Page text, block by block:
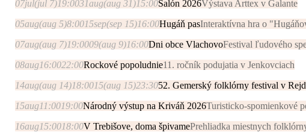
07jul(jul 7)19:0031aug(aug 31)15:00Salón 2026Výstava Arttex v Galante
05aug(aug 5)8:0015sep(sep 15)16:00Hugáň pasInteraktívna hra o
07aug(aug 7)19:0009(aug 9)16:00Dni obce VlachovoFestival ľudového
08aug16:0022:00Rockové popoludnie11. ročník podujatia v Jenkovciach
14aug(aug 14)18:0015(aug 15)23:3052. Gemerský folklórny festival v
15aug11:0019:00Národný výstup na Kriváň 2026Turisticko-spomienkové
16aug15:0018:00V Trebišove, doma špivamePrehliadka miestnych